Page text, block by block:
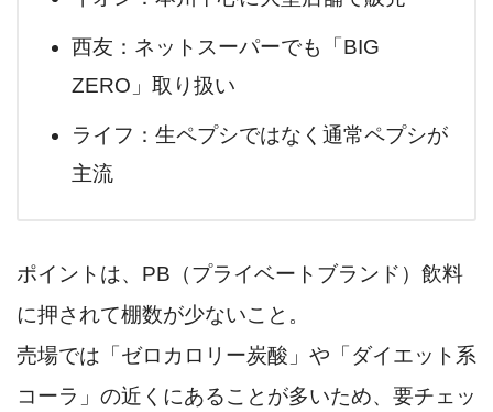
西友：ネットスーパーでも「BIG
ZERO」取り扱い
ライフ：生ペプシではなく通常ペプシが
主流
ポイントは、PB（プライベートブランド）飲料
に押されて棚数が少ないこと。
売場では「ゼロカロリー炭酸」や「ダイエット系
コーラ」の近くにあることが多いため、要チェッ